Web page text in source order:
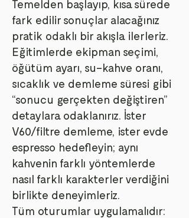
Temelden başlayıp, kısa sürede
fark edilir sonuçlar alacağınız
pratik odaklı bir akışla ilerleriz.
Eğitimlerde ekipman seçimi,
öğütüm ayarı, su–kahve oranı,
sıcaklık ve demleme süresi gibi
“sonucu gerçekten değiştiren”
detaylara odaklanırız. İster
V60/filtre demleme, ister evde
espresso hedefleyin; aynı
kahvenin farklı yöntemlerde
nasıl farklı karakterler verdiğini
birlikte deneyimleriz.
Tüm oturumlar uygulamalıdır: